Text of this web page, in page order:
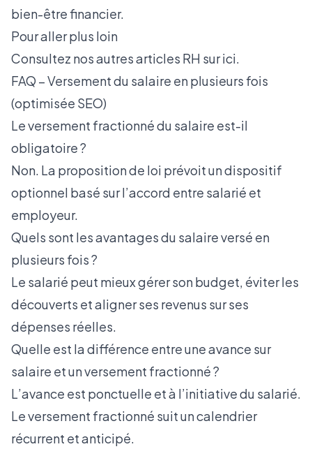
bien-être financier.
Pour aller plus loin
Consultez nos autres articles RH surici.
FAQ – Versement du salaire en plusieurs fois
(optimisée SEO)
Le versement fractionné du salaire est-il
obligatoire ?
Non. La proposition de loi prévoit un dispositif
optionnel basé sur l’accord entre salarié et
employeur.
Quels sont les avantages du salaire versé en
plusieurs fois ?
Le salarié peut mieux gérer son budget, éviter les
découverts et aligner ses revenus sur ses
dépenses réelles.
Quelle est la différence entre une avance sur
salaire et un versement fractionné ?
L’avance est ponctuelle et à l’initiative du salarié.
Le versement fractionné suit un calendrier
récurrent et anticipé.